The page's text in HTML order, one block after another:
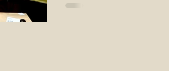
資源，市長應整合跨局處的